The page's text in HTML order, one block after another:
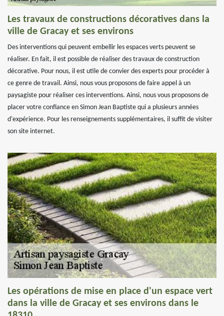
Les travaux de constructions décoratives dans la
ville de Gracay et ses environs
Des interventions qui peuvent embellir les espaces verts peuvent se
réaliser. En fait, il est possible de réaliser des travaux de construction
décorative. Pour nous, il est utile de convier des experts pour procéder à
ce genre de travail. Ainsi, nous vous proposons de faire appel à un
paysagiste pour réaliser ces interventions. Ainsi, nous vous proposons de
placer votre confiance en Simon Jean Baptiste qui a plusieurs années
d'expérience. Pour les renseignements supplémentaires, il suffit de visiter
son site internet.
Les opérations de mise en place d'un espace vert
dans la ville de Gracay et ses environs dans le